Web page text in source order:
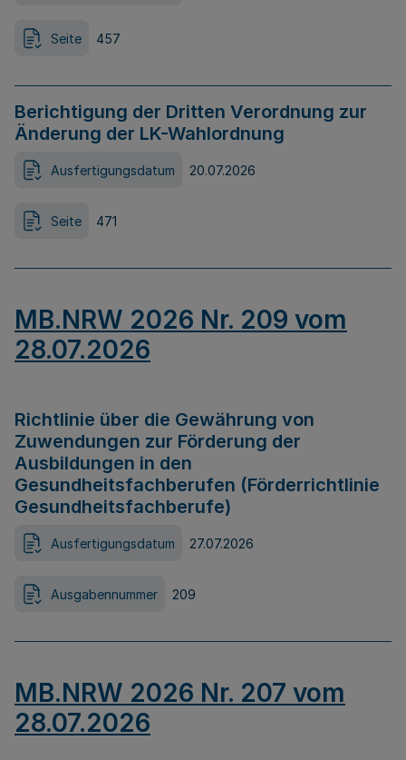
Seite 457
Berichtigung der Dritten Verordnung zur
Änderung der LK-Wahlordnung
Ausfertigungsdatum 20.07.2026
Seite 471
MB.NRW 2026 Nr. 209 vom
28.07.2026
Richtlinie über die Gewährung von
Zuwendungen zur Förderung der
Ausbildungen in den
Gesundheitsfachberufen (Förderrichtlinie
Gesundheitsfachberufe)
Ausfertigungsdatum 27.07.2026
Ausgabennummer 209
MB.NRW 2026 Nr. 207 vom
28.07.2026